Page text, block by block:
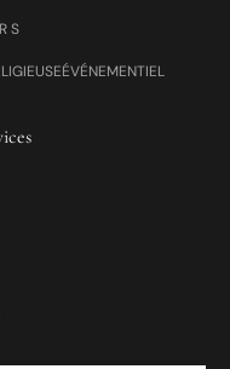
ÉVÉNEMENTIEL